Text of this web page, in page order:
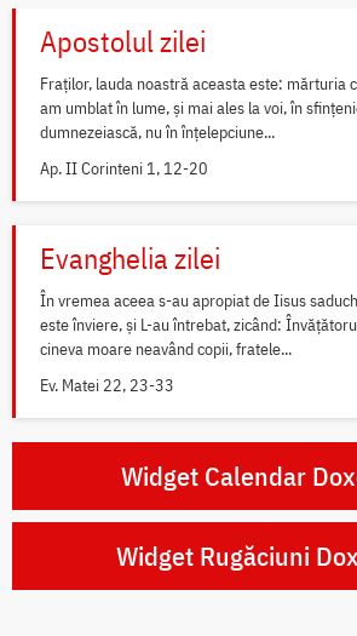
Apostolul zilei
Fraților, lauda noastră aceasta este: mărturia
am umblat în lume, și mai ales la voi, în
dumnezeiască, nu în înțelepciune...
Ap. II Corinteni 1, 12-20
Evanghelia zilei
În vremea aceea s-au apropiat de Iisus
este înviere, și L-au întrebat, zicând:
cineva moare neavând copii, fratele...
Ev. Matei 22, 23-33
Widget Calendar
Widget Rugăciuni